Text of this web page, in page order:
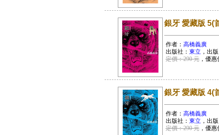
銀牙 愛藏版 5(
作者： 高橋義廣
出版社： 東立 ，出
定價：290 元，優惠
銀牙 愛藏版 4(
作者： 高橋義廣
出版社： 東立 ，出
定價：290 元，優惠